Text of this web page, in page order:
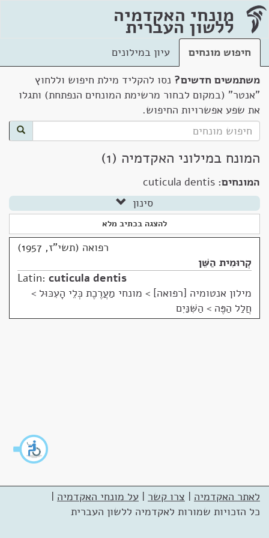
מונחי האקדמיה
ללשון העברית
חיפוש מונחים
עיון במילונים
משתמשים חדשים? נסו להקליד מילת חיפוש וללחוץ
"אנטר" (במקום לבחור מרשימת המונחים הנפתחת) ותגלו
את שפע אפשרויות החיפוש.
המונח במילוני האקדמיה (1)
המונחים: cuticula dentis
סינון
להצגה בכתיב מלא
רפואה (תשי"ז, 1957)
קְרוּמִית הַשֵּׁן
Latin: cuticula dentis
מילון אנטומיה [רפואה] > מונחי מַעֲרֶכֶת כְּלֵי הָעִכּוּל >
חֲלַל הַפֶּה > הַשִּׁנַּיִם
לאתר האקדמיה | צרו קשר | על מונחי האקדמיה |
כל הזכויות שמורות לאקדמיה ללשון העברית